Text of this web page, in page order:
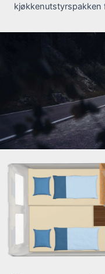
kjøkkenutstyrspakken